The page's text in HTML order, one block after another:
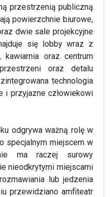
przestrzenią publiczną
powierzchnie biurowe,
dwie sale projekcyjne
się lobby wraz z
oraz centrum
oraz detalu
technologia
i przyjazne człowiekowi
odgrywa ważną rolę w
specjalnym miejscem w
ma raczej surowy
nieodkrytymi miejscami
lub jedzenia
przewidziano amfiteatr